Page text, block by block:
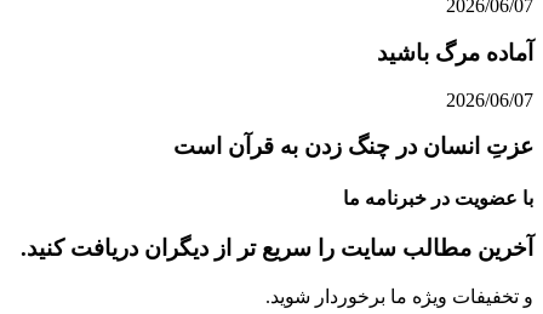
2026/06/07
آماده مرگ باشید
2026/06/07
عزتِ انسان در چنگ زدن به قرآن است
با عضویت در خبرنامه ما
آخرین مطالب سایت را سریع تر از دیگران دریافت کنید.
و تخفیفات ویژه ما برخوردار شوید.